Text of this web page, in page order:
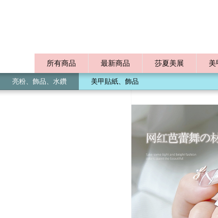
所有商品 最新商品 莎夏美展 美
亮粉、飾品、水鑽 美甲貼紙、飾品